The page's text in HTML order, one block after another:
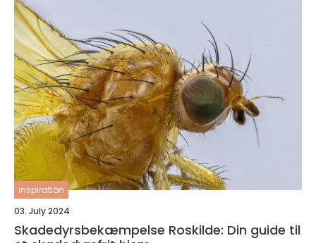
inspiration
03. July 2024
Skadedyrsbekæmpelse Roskilde: Din guide til